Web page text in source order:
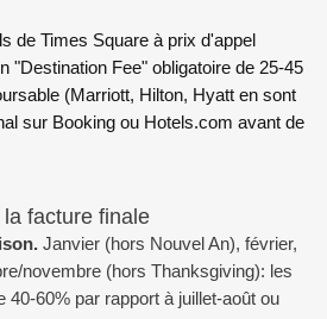
de Times Square à prix d'appel
"Destination Fee" obligatoire de 25-45
(Marriott, Hilton, Hyatt en sont
sur Booking ou Hotels.com avant de
facture finale
Janvier (hors Nouvel An), février,
novembre (hors Thanksgiving): les
40-60% par rapport à juillet-août ou